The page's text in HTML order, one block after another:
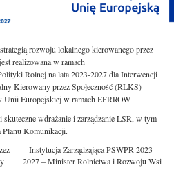
rozwoju lokalnego kierowanego przez
realizowana w ramach
Rolnej na lata 2023-2027 dla Interwencji
Kierowany przez Społeczność (RLKS)
Unii Europejskiej w ramach EFRROW
wdrażanie i zarządzanie LSR, w tym
Planu Komunikacji.
Instytucja Zarządzająca PSWPR 2023-
2027 – Minister Rolnictwa i Rozwoju Wsi